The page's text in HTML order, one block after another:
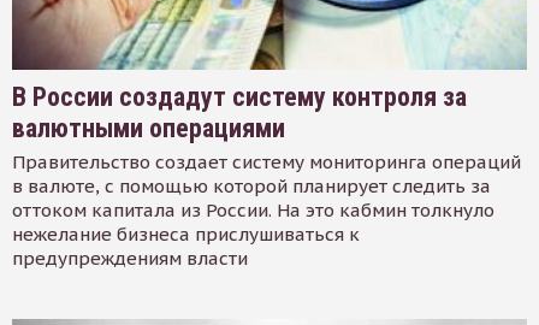
В России создадут систему контроля за
валютными операциями
Правительство создает систему мониторинга операций
в валюте, с помощью которой планирует следить за
оттоком капитала из России. На это кабмин толкнуло
нежелание бизнеса прислушиваться к
предупреждениям власти